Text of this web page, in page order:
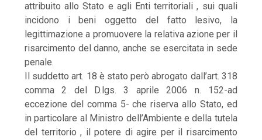
attribuito allo Stato e agli Enti territoriali , sui quali
incidono i beni oggetto del fatto lesivo, la
legittimazione a promuovere la relativa azione per il
risarcimento del danno, anche se esercitata in sede
penale.
Il suddetto art. 18 è stato però abrogato dall’art. 318
comma 2 del D.lgs. 3 aprile 2006 n. 152-ad
eccezione del comma 5- che riserva allo Stato, ed
in particolare al Ministro dell’Ambiente e della tutela
del territorio , il potere di agire per il risarcimento